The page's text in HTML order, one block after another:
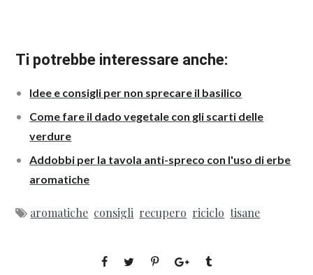
Ti potrebbe interessare anche:
Idee e consigli per non sprecare il basilico
Come fare il dado vegetale con gli scarti delle
verdure
Addobbi per la tavola anti-spreco con l'uso di erbe
aromatiche
aromatiche consigli recupero riciclo tisane